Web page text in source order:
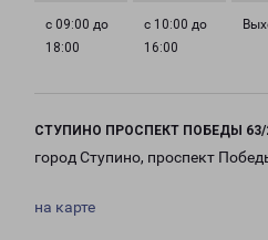
с 09:00 до
18:00
с 10:00 до
16:00
СТУПИНО ПРОСПЕКТ ПОБЕДЫ 63/
город Ступино, проспект
на карте